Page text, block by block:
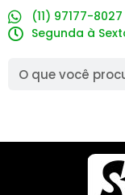
(11) 97177-8027
Segunda à